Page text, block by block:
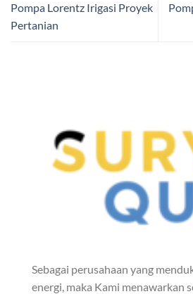
Pompa Lorentz Irigasi Proyek
Pertanian
Sebagai perusahaan yang
energi, maka Kami menawarkan